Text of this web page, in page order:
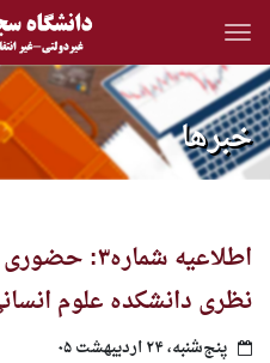
رفتن
محتوای
اصلی
خبرها
اطلاعیه
نظری دانشکده علوم انسانی،
پنج‌شنبه، ۲۴ اردیبهشت ۰۵